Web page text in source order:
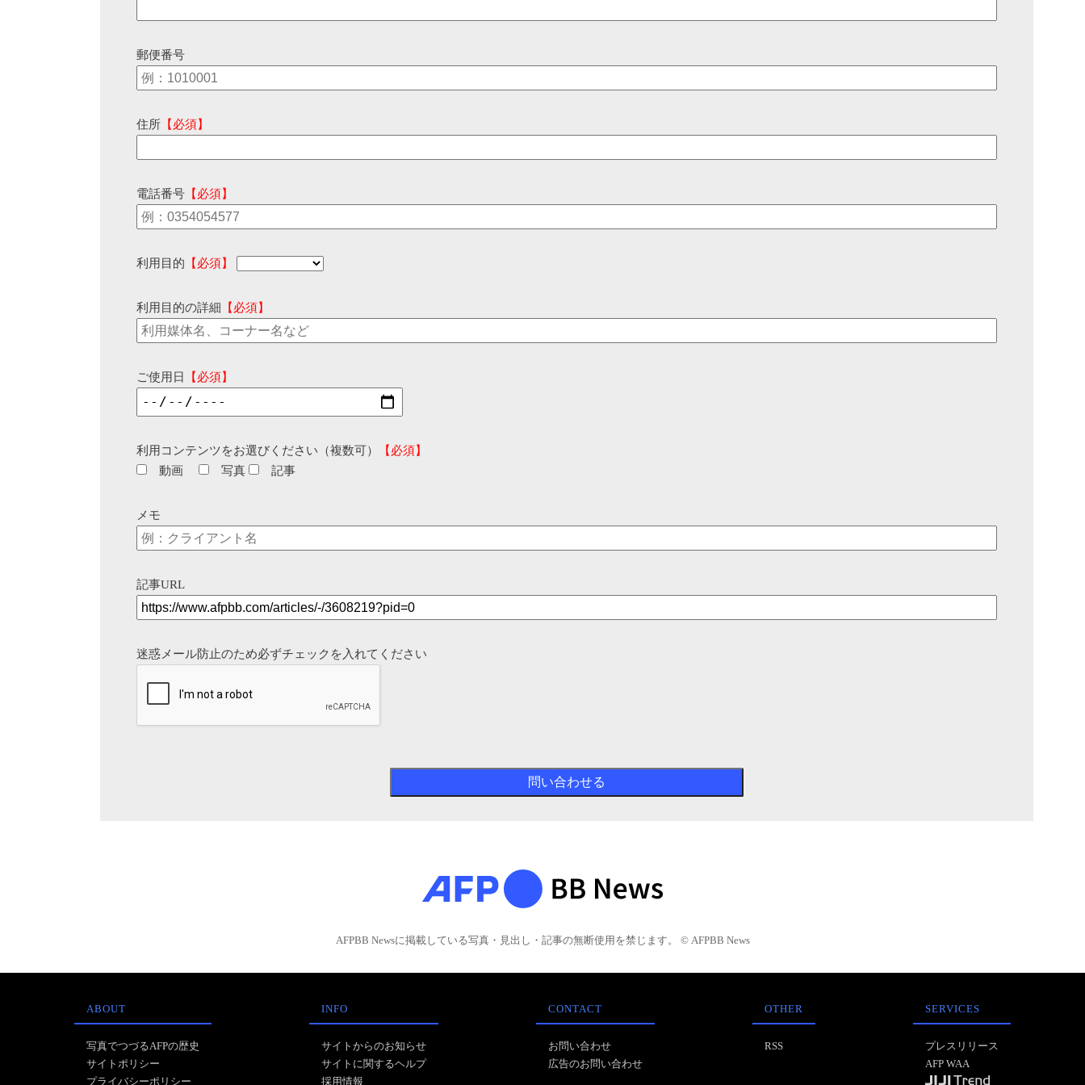
郵便番号
住所 【必須】
電話番号 【必須】
利用目的 【必須】
利用目的の詳細 【必須】
ご使用日 【必須】
利用コンテンツをお選びください（複数可）
【必須】
動画
写真 記事
メモ
記事URL
迷惑メール防止のため必ずチェックを入れてください
AFPBB Newsに掲載している写真・見出し・記事の無断使用を禁じます。 © AFPBB News
ABOUT
写真でつづるAFPの歴史
サイトポリシー
プライバシーポリシー
INFO
サイトからのお知らせ
サイトに関するヘルプ
採用情報
CONTACT
お問い合わせ
広告のお問い合わせ
OTHER
RSS
SERVICES
プレスリリース
AFP WAA